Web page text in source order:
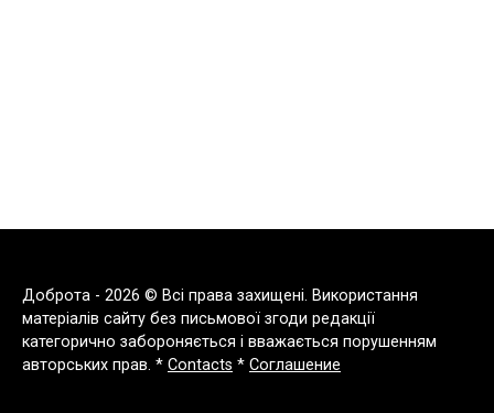
Доброта - 2026 © Всі права захищені. Використання
матеріалів сайту без письмової згоди редакції
категорично забороняється і вважається порушенням
авторських прав. * Contacts * Соглашение